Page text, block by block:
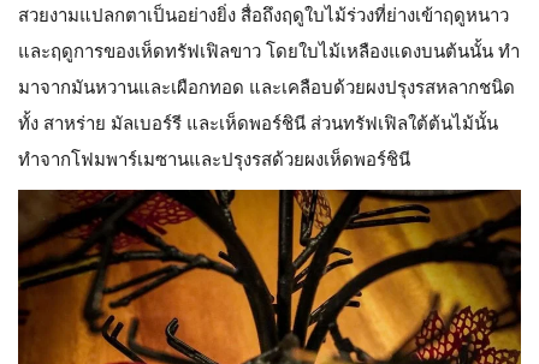
สวยงามแปลกตาเป็นอย่างยิ่ง สื่อถึงฤดูใบไม้ร่วงที่ย่างเข้าฤดูหนาว
และฤดูการของเห็ดทรัฟเฟิลขาว โดยใบไม้เหลืองแดงบนต้นนั้น ทำ
มาจากมันหวานและเผือกทอด และเคลือบด้วยผงปรุงรสหลากชนิด
ทั้ง สาหร่าย มัลเบอร์รี และเห็ดพอร์ชินี ส่วนทรัฟเฟิลใต้ต้นไม้นั้น
ทำจากโฟมพาร์เมซานและปรุงรสด้วยผงเห็ดพอร์ชินี